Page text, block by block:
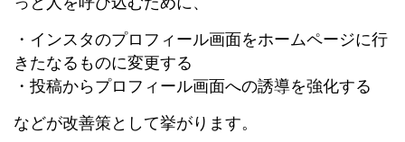
・インスタのプロフィール画面をホームページに行
きたなるものに変更する
・投稿からプロフィール画面への誘導を強化する
などが改善策として挙がります。